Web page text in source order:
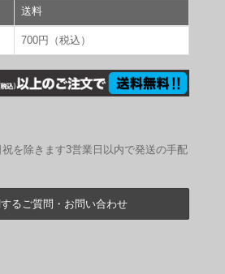
送料
700円（税込）
を除きます3営業日以内で発送の手配
るご質問・お問い合わせ